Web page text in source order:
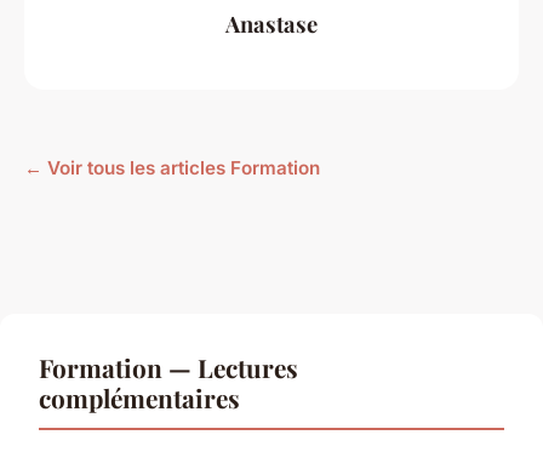
Anastase
← Voir tous les articles Formation
Formation — Lectures
complémentaires